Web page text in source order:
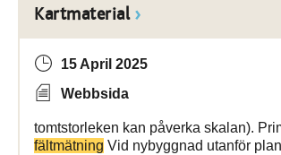
Kartmaterial
15 April 2025
Webbsida
tomtstorleken kan påverka skalan).
fältmätning Vid nybyggnad utanför